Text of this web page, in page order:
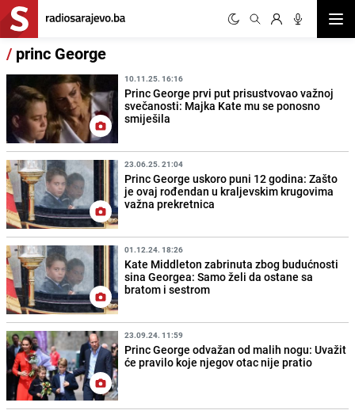
/ princ George
10.11.25. 16:16
Princ George prvi put prisustvovao važnoj
svečanosti: Majka Kate mu se ponosno
smiješila
23.06.25. 21:04
Princ George uskoro puni 12 godina: Zašto
je ovaj rođendan u kraljevskim krugovima
važna prekretnica
01.12.24. 18:26
Kate Middleton zabrinuta zbog budućnosti
sina Georgea: Samo želi da ostane sa
bratom i sestrom
23.09.24. 11:59
Princ George odvažan od malih nogu: Uvažit
će pravilo koje njegov otac nije pratio